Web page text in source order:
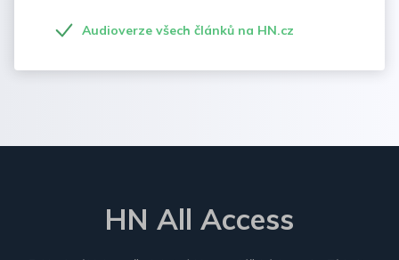
Audioverze všech článků na HN.cz
HN All Access